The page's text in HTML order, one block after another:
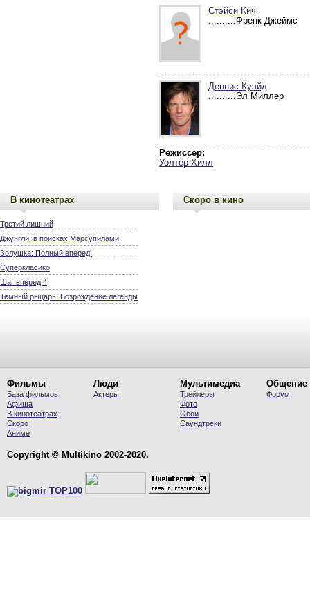
Стэйси Кич
..........Френк Джеймс
Деннис Куэйд
..........Эл Миллер
Режиссер:
Уолтер Хилл
В кинотеатрах
Третий лишний
Джунгли: в поисках Марсупилами
Золушка: Полный вперед!
Суперкласико
Шаг вперед 4
Темный рыцарь: Возрождение легенды
Скоро в кино
Фильмы
База фильмов
Афиша
В кинотеатрах
Скоро
Аниме
Люди
Актеры
Мультимедиа
Трейлеры
Фото
Обои
Саундтреки
Общение
Форум
Copyright © Multikino 2002-2020.